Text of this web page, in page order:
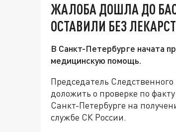
ЖАЛОБА ДОШЛА ДО
ОСТАВИЛИ БЕЗ
В Санкт-Петербурге начата
медицинскую помощь.
Председатель
доложить о проверке по
Санкт-Петербурге на
службе СК России.